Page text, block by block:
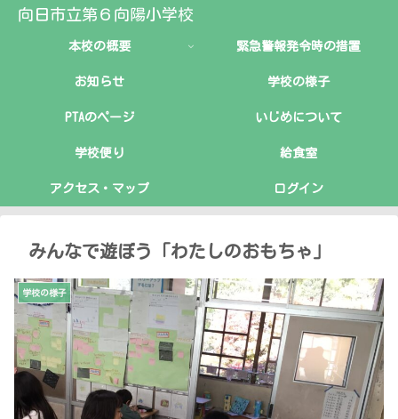
向日市立第６向陽小学校
本校の概要 緊急警報発令時の措置
お知らせ 学校の様子
PTAのページ いじめについて
学校便り 給食室
アクセス・マップ ログイン
みんなで遊ぼう「わたしのおもちゃ」
学校の様子